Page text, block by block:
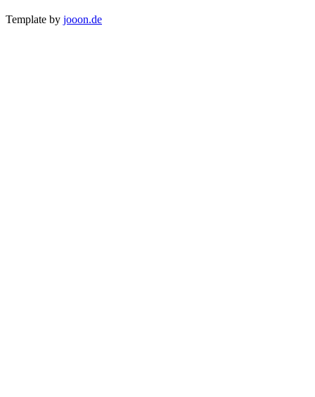
Template by jooon.de